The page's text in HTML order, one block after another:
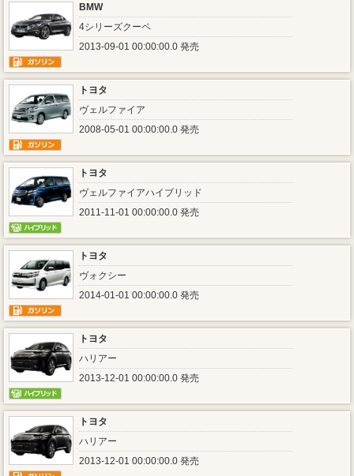
BMW
4シリーズクーペ
2013-09-01 00:00:00.0 発売
トヨタ
ヴェルファイア
2008-05-01 00:00:00.0 発売
トヨタ
ヴェルファイアハイブリッド
2011-11-01 00:00:00.0 発売
トヨタ
ヴォクシー
2014-01-01 00:00:00.0 発売
トヨタ
ハリアー
2013-12-01 00:00:00.0 発売
トヨタ
ハリアー
2013-12-01 00:00:00.0 発売